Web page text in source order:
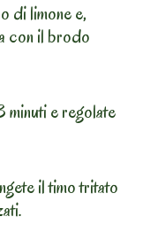
di limone e,
con il brodo
minuti e regolate
il timo tritato